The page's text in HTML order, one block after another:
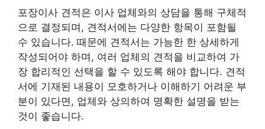
포장이사 견적은 이사 업체와의 상담을 통해 구체적
으로 결정되며, 견적서에는 다양한 항목이 포함될
수 있습니다. 때문에 견적서는 가능한 한 상세하게
작성되어야 하며, 여러 업체의 견적을 비교하여 가
장 합리적인 선택을 할 수 있도록 해야 합니다. 견적
서에 기재된 내용이 모호하거나 이해하기 어려운 부
분이 있다면, 업체와 상의하여 명확한 설명을 받는
것이 좋습니다.